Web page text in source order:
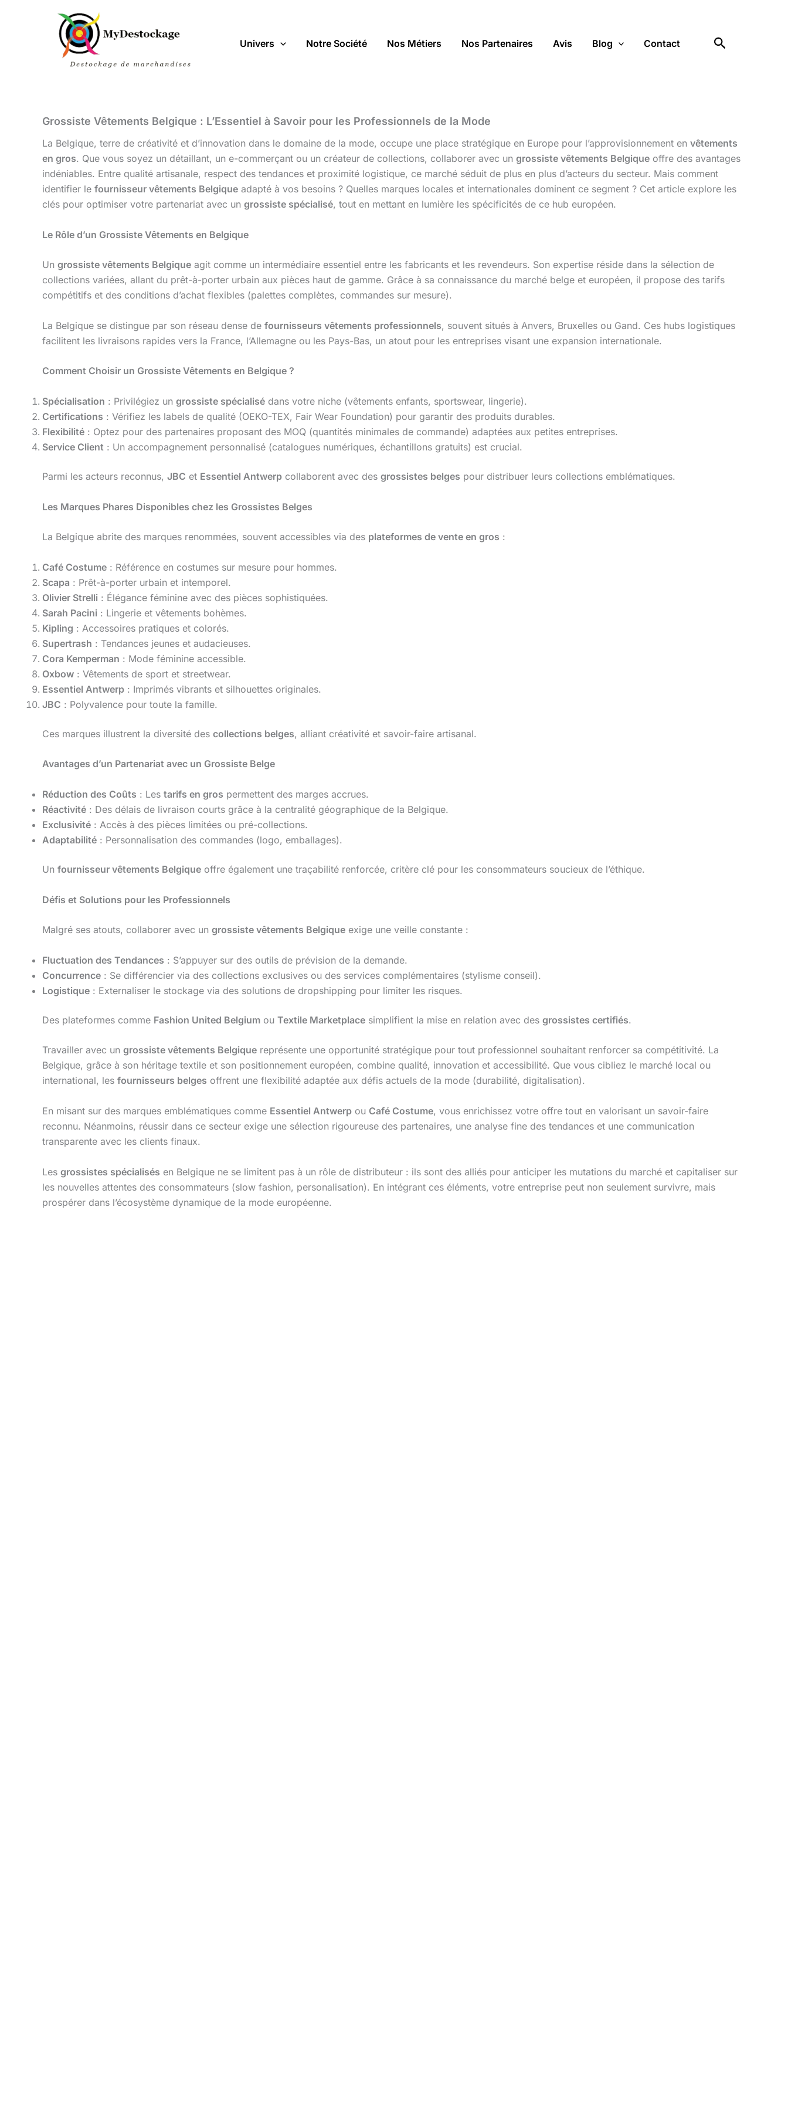
Univers Notre Société Nos Métiers Nos Partenaires Avis Blog Contact Rechercher
Grossiste Vêtements Belgique : L’Essentiel à Savoir pour les Professionnels de la Mode
La Belgique, terre de créativité et d’innovation dans le domaine de la mode, occupe une place stratégique en Europe pour l’approvisionnement en vêtements
en gros. Que vous soyez un détaillant, un e-commerçant ou un créateur de collections, collaborer avec un grossiste vêtements Belgique offre des avantages
indéniables. Entre qualité artisanale, respect des tendances et proximité logistique, ce marché séduit de plus en plus d’acteurs du secteur. Mais comment
identifier le fournisseur vêtements Belgique adapté à vos besoins ? Quelles marques locales et internationales dominent ce segment ? Cet article explore les
clés pour optimiser votre partenariat avec un grossiste spécialisé, tout en mettant en lumière les spécificités de ce hub européen.
Le Rôle d’un Grossiste Vêtements en Belgique
Un grossiste vêtements Belgique agit comme un intermédiaire essentiel entre les fabricants et les revendeurs. Son expertise réside dans la sélection de
collections variées, allant du prêt-à-porter urbain aux pièces haut de gamme. Grâce à sa connaissance du marché belge et européen, il propose des tarifs
compétitifs et des conditions d’achat flexibles (palettes complètes, commandes sur mesure).
La Belgique se distingue par son réseau dense de fournisseurs vêtements professionnels, souvent situés à Anvers, Bruxelles ou Gand. Ces hubs logistiques
facilitent les livraisons rapides vers la France, l’Allemagne ou les Pays-Bas, un atout pour les entreprises visant une expansion internationale.
Comment Choisir un Grossiste Vêtements en Belgique ?
Spécialisation : Privilégiez un grossiste spécialisé dans votre niche (vêtements enfants, sportswear, lingerie).
Certifications : Vérifiez les labels de qualité (OEKO-TEX, Fair Wear Foundation) pour garantir des produits durables.
Flexibilité : Optez pour des partenaires proposant des MOQ (quantités minimales de commande) adaptées aux petites entreprises.
Service Client : Un accompagnement personnalisé (catalogues numériques, échantillons gratuits) est crucial.
Parmi les acteurs reconnus, JBC et Essentiel Antwerp collaborent avec des grossistes belges pour distribuer leurs collections emblématiques.
Les Marques Phares Disponibles chez les Grossistes Belges
La Belgique abrite des marques renommées, souvent accessibles via des plateformes de vente en gros :
Café Costume : Référence en costumes sur mesure pour hommes.
Scapa : Prêt-à-porter urbain et intemporel.
Olivier Strelli : Élégance féminine avec des pièces sophistiquées.
Sarah Pacini : Lingerie et vêtements bohèmes.
Kipling : Accessoires pratiques et colorés.
Supertrash : Tendances jeunes et audacieuses.
Cora Kemperman : Mode féminine accessible.
Oxbow : Vêtements de sport et streetwear.
Essentiel Antwerp : Imprimés vibrants et silhouettes originales.
JBC : Polyvalence pour toute la famille.
Ces marques illustrent la diversité des collections belges, alliant créativité et savoir-faire artisanal.
Avantages d’un Partenariat avec un Grossiste Belge
Réduction des Coûts : Les tarifs en gros permettent des marges accrues.
Réactivité : Des délais de livraison courts grâce à la centralité géographique de la Belgique.
Exclusivité : Accès à des pièces limitées ou pré-collections.
Adaptabilité : Personnalisation des commandes (logo, emballages).
Un fournisseur vêtements Belgique offre également une traçabilité renforcée, critère clé pour les consommateurs soucieux de l’éthique.
Défis et Solutions pour les Professionnels
Malgré ses atouts, collaborer avec un grossiste vêtements Belgique exige une veille constante :
Fluctuation des Tendances : S’appuyer sur des outils de prévision de la demande.
Concurrence : Se différencier via des collections exclusives ou des services complémentaires (stylisme conseil).
Logistique : Externaliser le stockage via des solutions de dropshipping pour limiter les risques.
Des plateformes comme Fashion United Belgium ou Textile Marketplace simplifient la mise en relation avec des grossistes certifiés.
Travailler avec un grossiste vêtements Belgique représente une opportunité stratégique pour tout professionnel souhaitant renforcer sa compétitivité. La
Belgique, grâce à son héritage textile et son positionnement européen, combine qualité, innovation et accessibilité. Que vous cibliez le marché local ou
international, les fournisseurs belges offrent une flexibilité adaptée aux défis actuels de la mode (durabilité, digitalisation).
En misant sur des marques emblématiques comme Essentiel Antwerp ou Café Costume, vous enrichissez votre offre tout en valorisant un savoir-faire
reconnu. Néanmoins, réussir dans ce secteur exige une sélection rigoureuse des partenaires, une analyse fine des tendances et une communication
transparente avec les clients finaux.
Les grossistes spécialisés en Belgique ne se limitent pas à un rôle de distributeur : ils sont des alliés pour anticiper les mutations du marché et capitaliser sur
les nouvelles attentes des consommateurs (slow fashion, personalisation). En intégrant ces éléments, votre entreprise peut non seulement survivre, mais
prospérer dans l’écosystème dynamique de la mode européenne.